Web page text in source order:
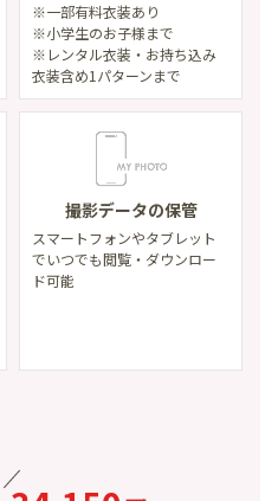
※一部有料衣装あり
※小学生のお子様まで
※レンタル衣装・お持ち込み
衣装含め1パターンまで
撮影データの保管
スマートフォンやタブレット
でいつでも閲覧・ダウンロー
ド可能